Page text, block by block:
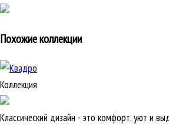
Похожие коллекции
Коллекция
Классический дизайн - это комфорт, уют и